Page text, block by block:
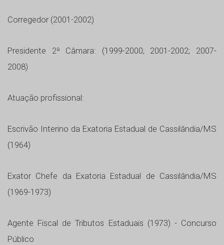
Corregedor (2001-2002)
Presidente 2ª Câmara: (1999-2000; 2001-2002; 2007-
2008)
Atuação profissional:
Escrivão Interino da Exatoria Estadual de Cassilândia/MS
(1964)
Exator Chefe da Exatoria Estadual de Cassilândia/MS
(1969-1973)
Agente Fiscal de Tributos Estaduais (1973) - Concurso
Público